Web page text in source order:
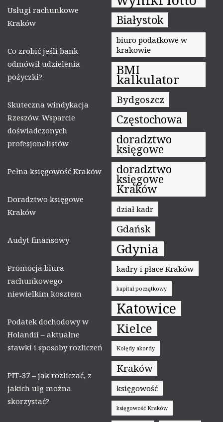
Usługi rachunkowe
Kraków
Co zrobić jeśli bank
odmówił udzielenia
pożyczki?
Skuteczna windykacja
Rzeszów. Wsparcie
doświadczonych
profesjonalistów
Pełna księgowość Kraków
Doradztwo księgowe
Kraków
Audyt finansowy
Promocja biura
rachunkowego
niewielkim kosztem
Podatek dochodowy w
Holandii – aktualne
stawki i sposoby rozliczeń
PIT-37 – jak rozliczać, z
jakich ulg można
skorzystać?
Białystok
biuro podatkowe w
krakowie
BMI
kalkulator
Bydgoszcz
Częstochowa
doradztwo
księgowe
doradztwo
księgowe
Kraków
dział kadr
Gdańsk
Gdynia
kadry i płace Kraków
kapitał początkowy
Katowice
Kielce
Kolędy akordy
Kraków
księgowość
księgowość Kraków